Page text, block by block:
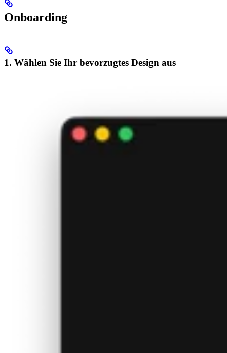
Onboarding
1. Wählen Sie Ihr bevorzugtes Design aus